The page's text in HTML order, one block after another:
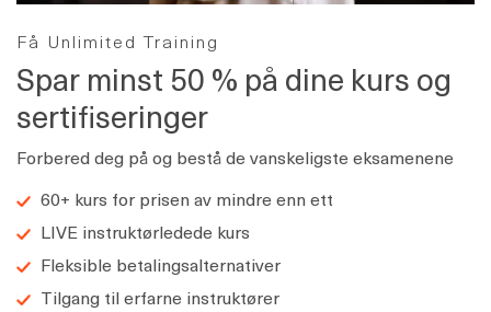
Få Unlimited Training
Spar minst 50 % på dine kurs og
sertifiseringer
Forbered deg på og bestå de vanskeligste eksamenene
60+ kurs for prisen av mindre enn ett
LIVE instruktørledede kurs
Fleksible betalingsalternativer
Tilgang til erfarne instruktører